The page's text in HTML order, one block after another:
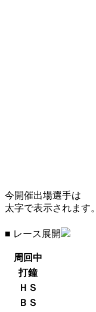
今開催出場選手は
太字で表示されます。
■ レース展開
周回中
打鐘
ＨＳ
ＢＳ